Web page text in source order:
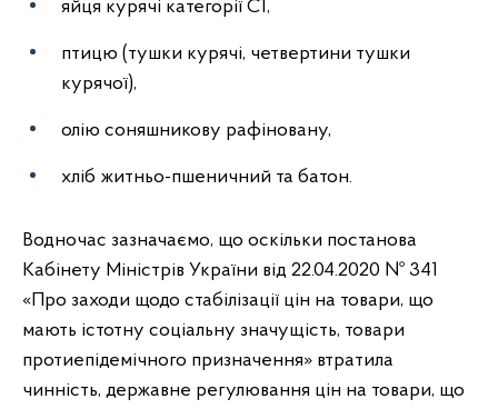
яйця курячі категорії С1,
птицю (тушки курячі, четвертини тушки
курячої),
олію соняшникову рафіновану,
хліб житньо-пшеничний та батон.
Водночас зазначаємо, що оскільки постанова
Кабінету Міністрів України від 22.04.2020 № 341
«Про заходи щодо стабілізації цін на товари, що
мають істотну соціальну значущість, товари
протиепідемічного призначення» втратила
чинність, державне регулювання цін на товари, що